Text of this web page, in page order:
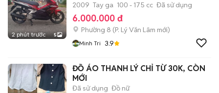
2 phút trước 5
2009 Tay ga 100 - 175 cc Đã sử dụng
6.000.000 đ
Phường 8 (P. Lý Văn Lâm mới)
Minh Tri 3.9
ĐỒ ÁO THANH LÝ CHỈ TỪ 30K, CÒN
MỚI
Đã sử dụng Đồ nữ